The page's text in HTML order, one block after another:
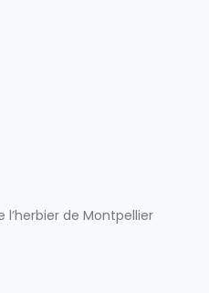
l’herbier de Montpellier